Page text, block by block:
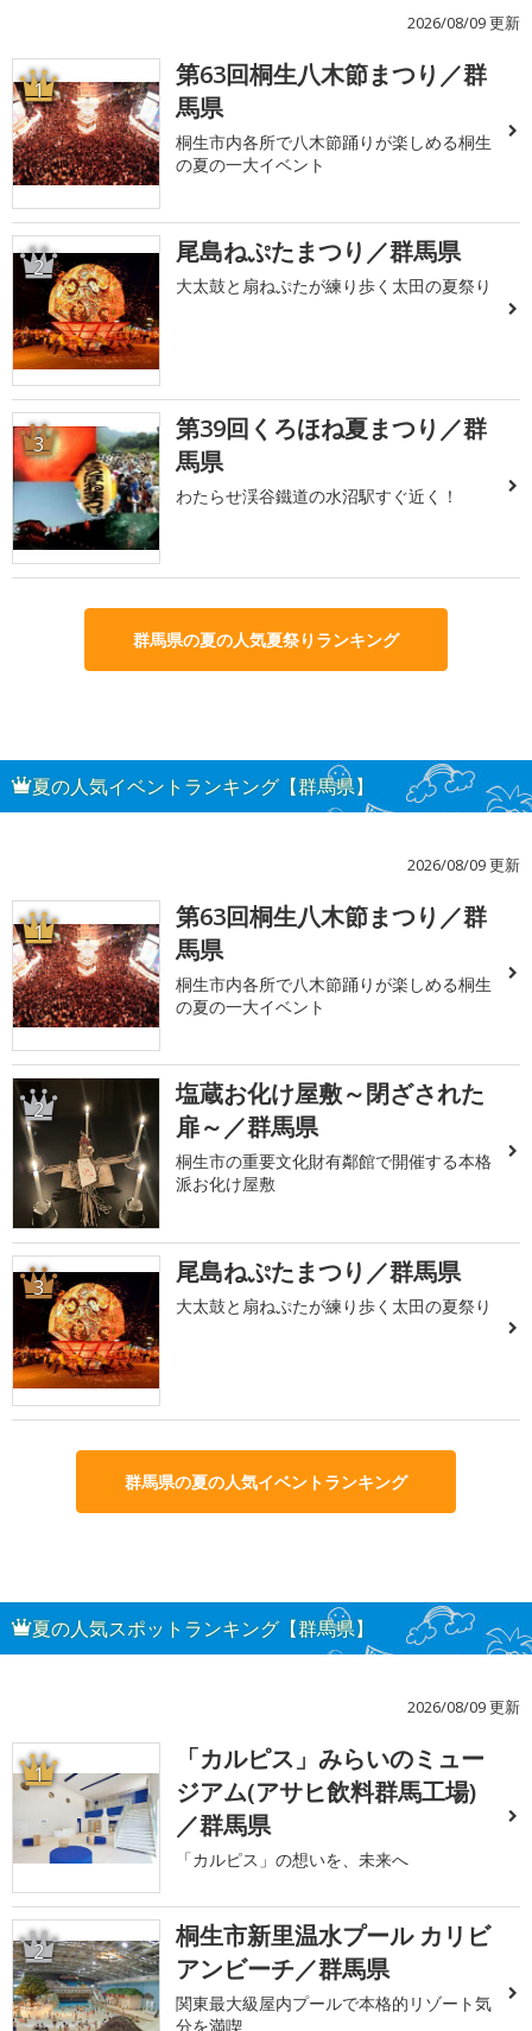
2026/08/09 更新
1
第63回桐生八木節まつり／群
馬県
桐生市内各所で八木節踊りが楽しめる桐生
の夏の一大イベント
2 尾島ねぷたまつり／群馬県
大太鼓と扇ねぷたが練り歩く太田の夏祭り
3
第39回くろほね夏まつり／群
馬県
わたらせ渓谷鐵道の水沼駅すぐ近く！
群馬県の夏の人気夏祭りランキング
夏の人気イベントランキング【群馬県】
2026/08/09 更新
1
第63回桐生八木節まつり／群
馬県
桐生市内各所で八木節踊りが楽しめる桐生
の夏の一大イベント
2
塩蔵お化け屋敷～閉ざされた
扉～／群馬県
桐生市の重要文化財有鄰館で開催する本格
派お化け屋敷
3 尾島ねぷたまつり／群馬県
大太鼓と扇ねぷたが練り歩く太田の夏祭り
群馬県の夏の人気イベントランキング
夏の人気スポットランキング【群馬県】
2026/08/09 更新
1
「カルピス」みらいのミュー
ジアム(アサヒ飲料群馬工場)
／群馬県
「カルピス」の想いを、未来へ
2
桐生市新里温水プール カリビ
アンビーチ／群馬県
関東最大級屋内プールで本格的リゾート気
分を満喫